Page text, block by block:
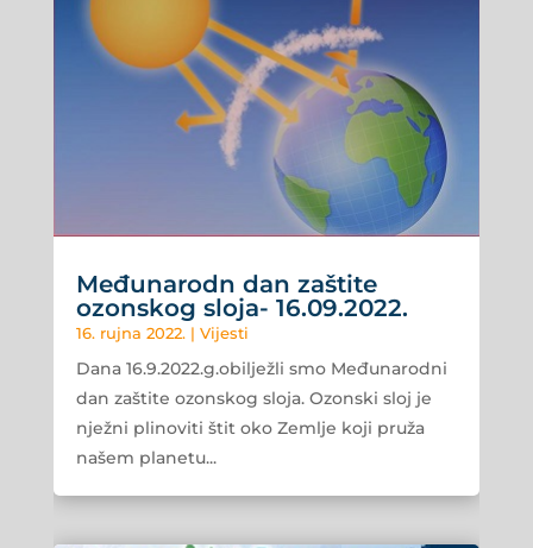
Međunarodn dan zaštite
ozonskog sloja- 16.09.2022.
16. rujna 2022.| Vijesti
Dana 16.9.2022.g.obilježli smo Međunarodni
dan zaštite ozonskog sloja. Ozonski sloj je
nježni plinoviti štit oko Zemlje koji pruža
našem planetu...